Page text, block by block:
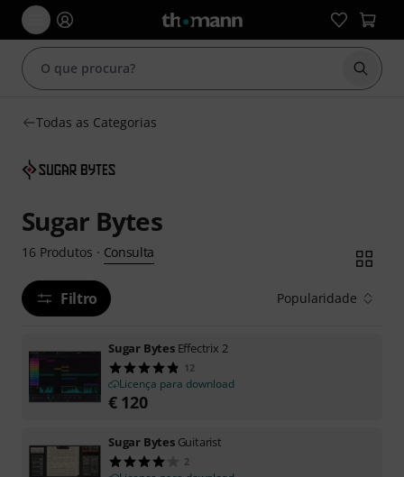
Iniciar
Todas as Categorias
Sugar Bytes
16 Produtos · Consulta
Filtro Popularidade
Sugar Bytes Effectrix 2
12
Licença para download
€ 120
Sugar Bytes Guitarist
2